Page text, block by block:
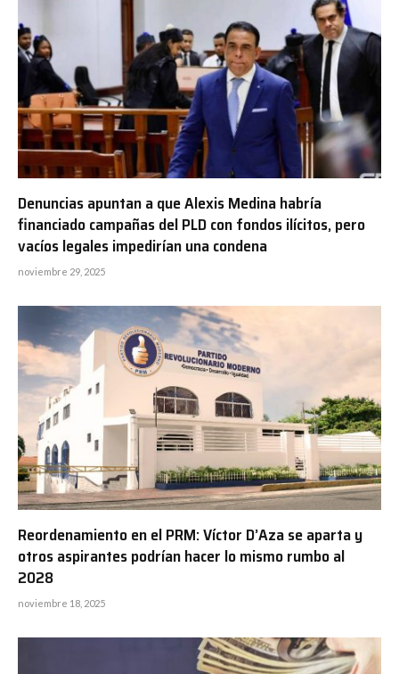
Denuncias apuntan a que Alexis Medina habría
financiado campañas del PLD con fondos ilícitos, pero
vacíos legales impedirían una condena
noviembre 29, 2025
Reordenamiento en el PRM: Víctor D’Aza se aparta y
otros aspirantes podrían hacer lo mismo rumbo al
2028
noviembre 18, 2025